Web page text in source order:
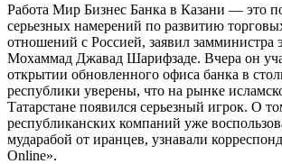
Работа Мир Бизнес Банка в Казани — это
серьезных намерений по развитию
отношений с Россией, заявил замминистра
Мохаммад Джавад Шарифзаде. Вчера он
открытии обновленного офиса банка в
республики уверены, что на рынке
Татарстане появился серьезный игрок. О
республиканских компаний уже
мударабой от иранцев, узнавали
Online».